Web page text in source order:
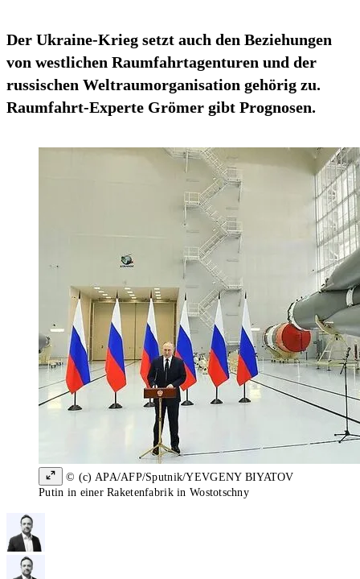
Der Ukraine-Krieg setzt auch den Beziehungen
von westlichen Raumfahrtagenturen und der
russischen Weltraumorganisation gehörig zu.
Raumfahrt-Experte Grömer gibt Prognosen.
© (c) APA/AFP/Sputnik/YEVGENY BIYATOV
Putin in einer Raketenfabrik in Wostotschny